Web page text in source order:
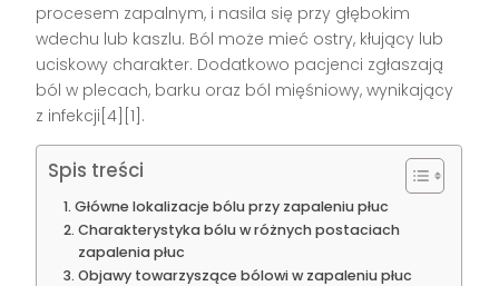
procesem zapalnym, i nasila się przy głębokim
wdechu lub kaszlu. Ból może mieć ostry, kłujący lub
uciskowy charakter. Dodatkowo pacjenci zgłaszają
ból w plecach, barku oraz ból mięśniowy, wynikający
z infekcji[4][1].
Spis treści
Główne lokalizacje bólu przy zapaleniu płuc
Charakterystyka bólu w różnych postaciach
zapalenia płuc
Objawy towarzyszące bólowi w zapaleniu płuc